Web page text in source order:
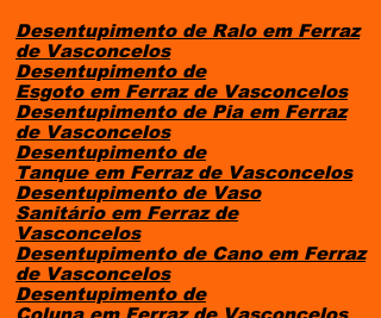
Desentupimento de Ralo em Ferraz
de Vasconcelos
Desentupimento de
Esgoto em Ferraz de Vasconcelos
Desentupimento de Pia em Ferraz
de Vasconcelos
Desentupimento de
Tanque em Ferraz de Vasconcelos
Desentupimento de Vaso
Sanitário em Ferraz de
Vasconcelos
Desentupimento de Cano em Ferraz
de Vasconcelos
Desentupimento de
Coluna em Ferraz de Vasconcelos